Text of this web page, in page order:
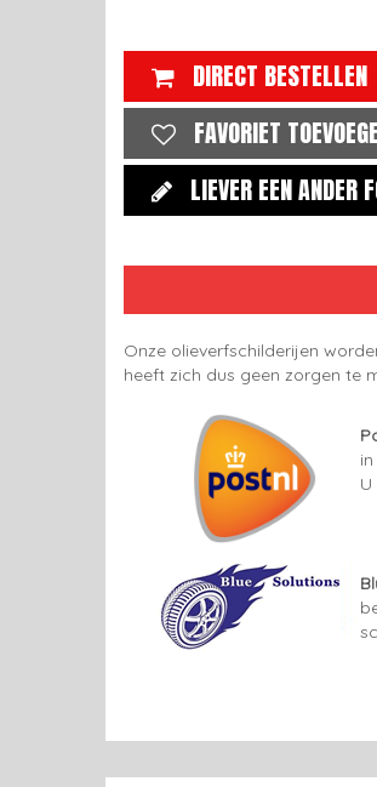
DIRECT BESTELLEN
FAVORIET
LIEVER EEN ANDER
Onze olieverfschilderijen
heeft zich dus geen zorgen te